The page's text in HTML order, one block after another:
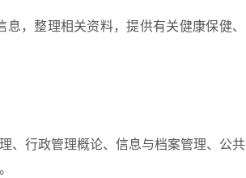
，整理相关资料，提供有关健康保健、
行政管理概论、信息与档案管理、公共